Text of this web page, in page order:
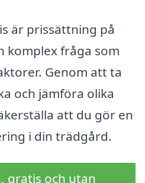
är prissättning på
komplex fråga som
Genom att ta
och jämföra olika
att du gör en
i din trädgård.
gratis och utan